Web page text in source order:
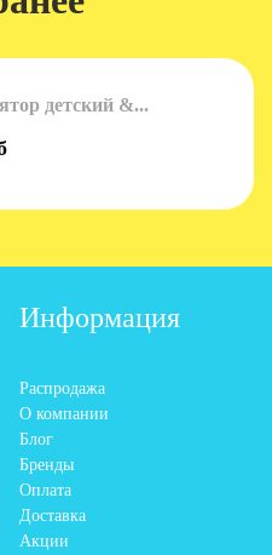
детский &...
Информация
Распродажа
О компании
Блог
Бренды
Оплата
Доставка
Акции